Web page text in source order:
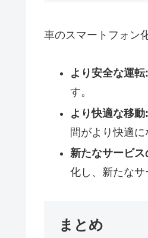
車のスマートフォン
より安全な運転:
す。
より快適な移動:
間がより快適に
新たなサービス
化し、新たなサ
まとめ